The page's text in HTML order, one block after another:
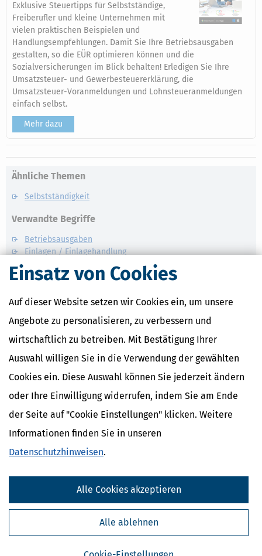
Einsatz von Cookies
Auf dieser Website setzen wir Cookies ein, um unsere
Angebote zu personalisieren, zu verbessern und
wirtschaftlich zu betreiben. Mit Bestätigung Ihrer
Auswahl willigen Sie in die Verwendung der gewählten
Cookies ein. Diese Auswahl können Sie jederzeit ändern
oder Ihre Einwilligung widerrufen, indem Sie am Ende
der Seite auf "Cookie Einstellungen" klicken. Weitere
Informationen finden Sie in unseren
Datenschutzhinweisen.
Alle ablehnen
Alle Cookies akzeptieren
Exklusive Steuertipps für Selbstständige,
Freiberufler und kleine Unternehmen mit
vielen praktischen Beispielen und
Handlungsempfehlungen. Damit Sie Ihre Betriebsausgaben
gestalten, so die EÜR optimieren können und die
Sozialversicherungen im Blick behalten! Erledigen Sie Ihre
Umsatzsteuer- und Gewerbesteuererklärung, die
Umsatzsteuer-Voranmeldungen und Lohnsteueranmeldungen
einfach selbst.
Mehr dazu
Ähnliche Themen
Selbstständigkeit
Verwandte Begriffe
Betriebsausgaben
Einlagen / Einlagehandlung
Einlagen / Abschreibung
Einlagen / Wirtschaftsgüter
Betriebseinnahmen